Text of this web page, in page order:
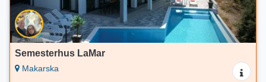
Semesterhus LaMar
Makarska